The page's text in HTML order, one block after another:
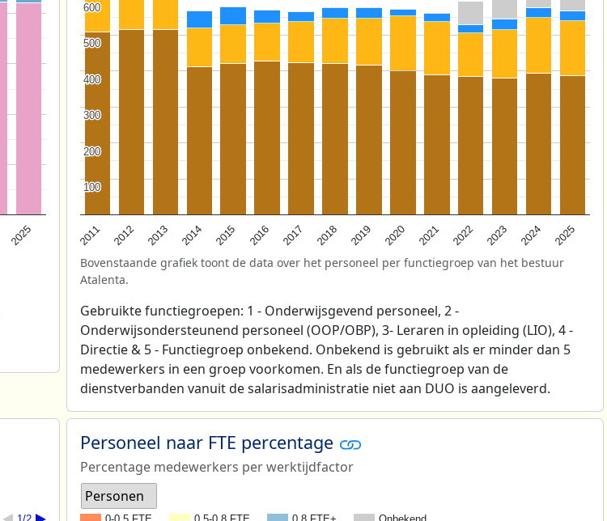
2025 2011 2012 2013 2014 2015 2016 2017 2018 2019 2020 2021 2022 2023 2024 2025
100
100
200
200
300
300
400
400
500
500
600
600
Bovenstaande grafiek toont de data over het personeel per functiegroep van het bestuur
Atalenta.
Gebruikte functiegroepen: 1 - Onderwijsgevend personeel, 2 -
Onderwijsondersteunend personeel (OOP/OBP), 3- Leraren in opleiding (LIO), 4 -
Directie & 5 - Functiegroep onbekend. Onbekend is gebruikt als er minder dan 5
medewerkers in een groep voorkomen. En als de functiegroep van de
dienstverbanden vanuit de salarisadministratie niet aan DUO is aangeleverd.
Personeel naar FTE percentage
Percentage medewerkers per werktijdfactor
Personen